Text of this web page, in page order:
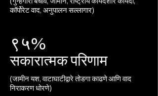
कॉर्पोरेट वाद, अनुपालन सल्लागार)
९५%
सकारात्मक परिणाम
(जामीन यश, वाटाघाटीद्वारे तोडगा काढणे आणि वाद
निराकरण धोरणे)